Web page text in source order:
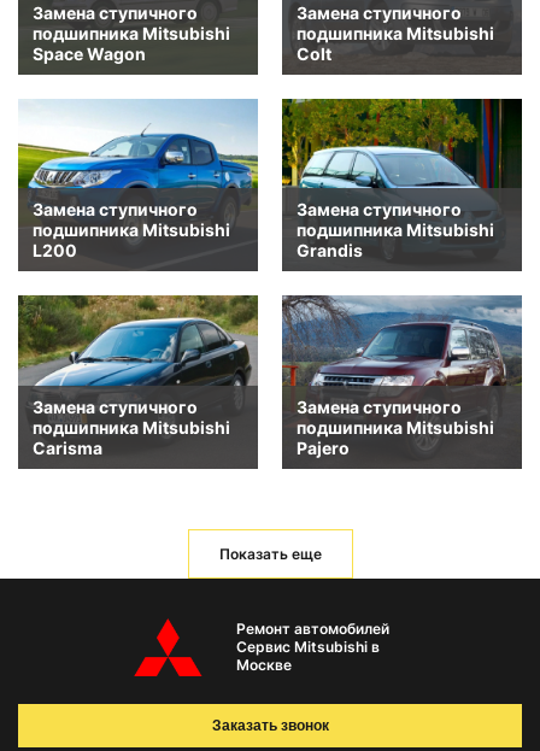
Замена ступичного
подшипника Mitsubishi
Space Wagon
Замена ступичного
подшипника Mitsubishi
Colt
Замена ступичного
подшипника Mitsubishi
L200
Замена ступичного
подшипника Mitsubishi
Grandis
Замена ступичного
подшипника Mitsubishi
Carisma
Замена ступичного
подшипника Mitsubishi
Pajero
Показать еще
Ремонт автомобилей
Сервис Mitsubishi в
Москве
Заказать звонок